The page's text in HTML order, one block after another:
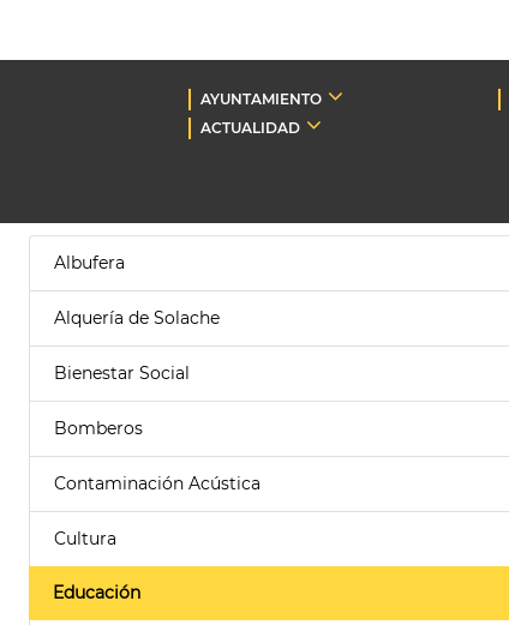
AYUNTAMIENTO
ACTUALIDAD
Albufera
Alquería de Solache
Bienestar Social
Bomberos
Contaminación Acústica
Cultura
Educación